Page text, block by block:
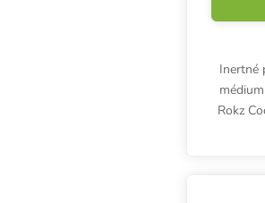
Inertné
Rokz